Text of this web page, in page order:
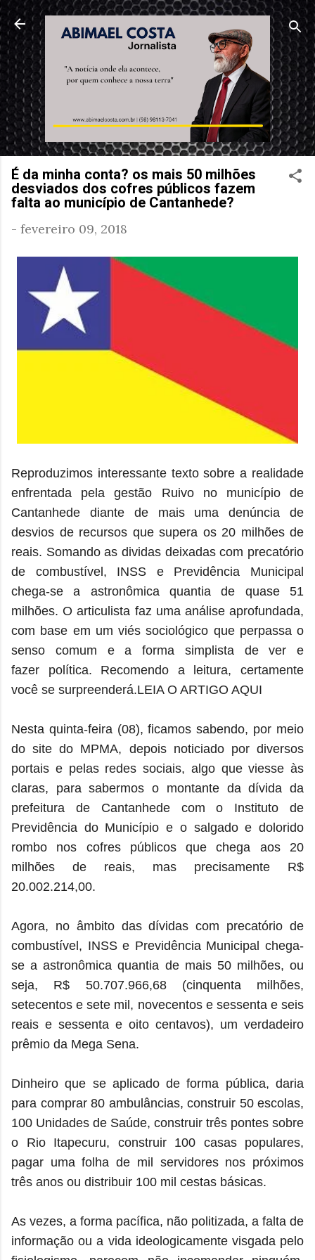
Pular para o conteúdo principal
É da minha conta? os mais 50 milhões
desviados dos cofres públicos fazem
falta ao município de Cantanhede?
- fevereiro 09, 2018
Reproduzimos interessante texto sobre a realidade
enfrentada pela gestão Ruivo no município de
Cantanhede diante de mais uma denúncia de
desvios de recursos que supera os 20 milhões de
reais. Somando as dividas deixadascom precatório
de combustível, INSS e Previdência Municipal
chega-se a astronômica quantia de quase 51
milhões. O articulista faz uma análise aprofundada,
com base em um viés sociológico que perpassa o
senso comum e a forma simplista de ver e
fazer política. Recomendo a leitura, certamente
você se surpreenderá.LEIA O ARTIGO AQUI
Nesta quinta-feira (08), ficamos sabendo, por meio
do site do MPMA, depois noticiado por diversos
portais e pelas redes sociais, algo que viesse às
claras, para sabermos o montante da dívida da
prefeitura de Cantanhede com o Instituto de
Previdência do Município e o salgado e dolorido
rombo nos cofres públicos que chega aos 20
milhões de reais, mas precisamente R$
20.002.214,00.
Agora, no âmbito das dívidas com precatório de
combustível, INSS e Previdência Municipal chega-
se a astronômica quantia de mais 50 milhões, ou
seja, R$ 50.707.966,68 (cinquenta milhões,
setecentos e sete mil, novecentos e sessenta e seis
reais e sessenta e oito centavos), um verdadeiro
prêmio da Mega Sena.
Dinheiro que se aplicado de forma pública, daria
para comprar 80 ambulâncias, construir 50 escolas,
100 Unidades de Saúde, construir três pontes sobre
o Rio Itapecuru, construir 100 casas populares,
pagar uma folha de mil servidores nos próximos
três anos ou distribuir 100 mil cestas básicas.
As vezes, a forma pacífica, não politizada, a falta de
informação ou a vida ideologicamente visgada pelo